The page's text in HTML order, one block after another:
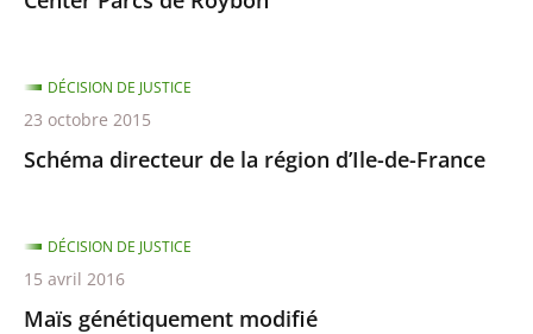
Schéma directeur de la région d’Ile-de-France
DÉCISION DE JUSTICE
23 octobre 2015
Maïs génétiquement modifié
DÉCISION DE JUSTICE
15 avril 2016